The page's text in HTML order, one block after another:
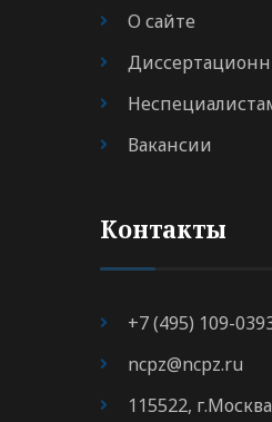
О сайте
Вакансии
Контакты
+7 (495) 109-
ncpz@ncpz.ru
115522,